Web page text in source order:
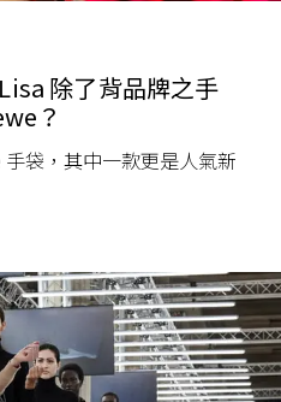
除了背品牌之手
？
袋，其中一款更是人氣新